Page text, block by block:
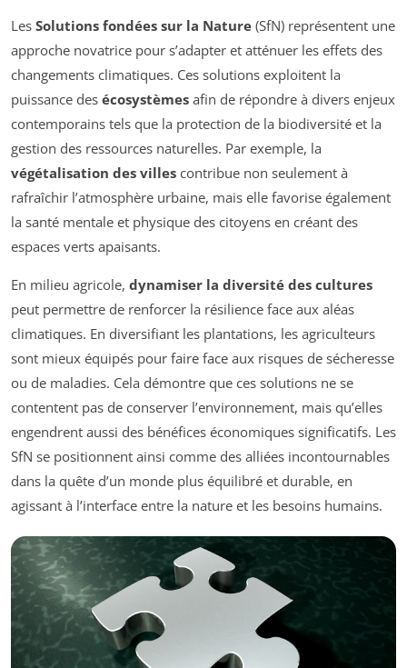
Les Solutions fondées sur la Nature (SfN) représentent une
approche novatrice pour s’adapter et atténuer les effets des
changements climatiques. Ces solutions exploitent la
puissance des écosystèmes afin de répondre à divers enjeux
contemporains tels que la protection de la biodiversité et la
gestion des ressources naturelles. Par exemple, la
végétalisation des villes contribue non seulement à
rafraîchir l’atmosphère urbaine, mais elle favorise également
la santé mentale et physique des citoyens en créant des
espaces verts apaisants.
En milieu agricole, dynamiser la diversité des cultures
peut permettre de renforcer la résilience face aux aléas
climatiques. En diversifiant les plantations, les agriculteurs
sont mieux équipés pour faire face aux risques de sécheresse
ou de maladies. Cela démontre que ces solutions ne se
contentent pas de conserver l’environnement, mais qu’elles
engendrent aussi des bénéfices économiques significatifs. Les
SfN se positionnent ainsi comme des alliées incontournables
dans la quête d’un monde plus équilibré et durable, en
agissant à l’interface entre la nature et les besoins humains.